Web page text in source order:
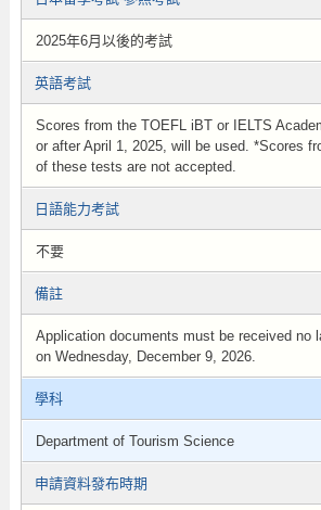
2025年6月以後的考試
英語考試
Scores from the TOEFL iBT or IELTS
or after April 1, 2025, will be used. *Scores
of these tests are not accepted.
日語能力考試
不要
備註
Application documents must be received no
on Wednesday, December 9, 2026.
學科
Department of Tourism Science
申請資料發布時期